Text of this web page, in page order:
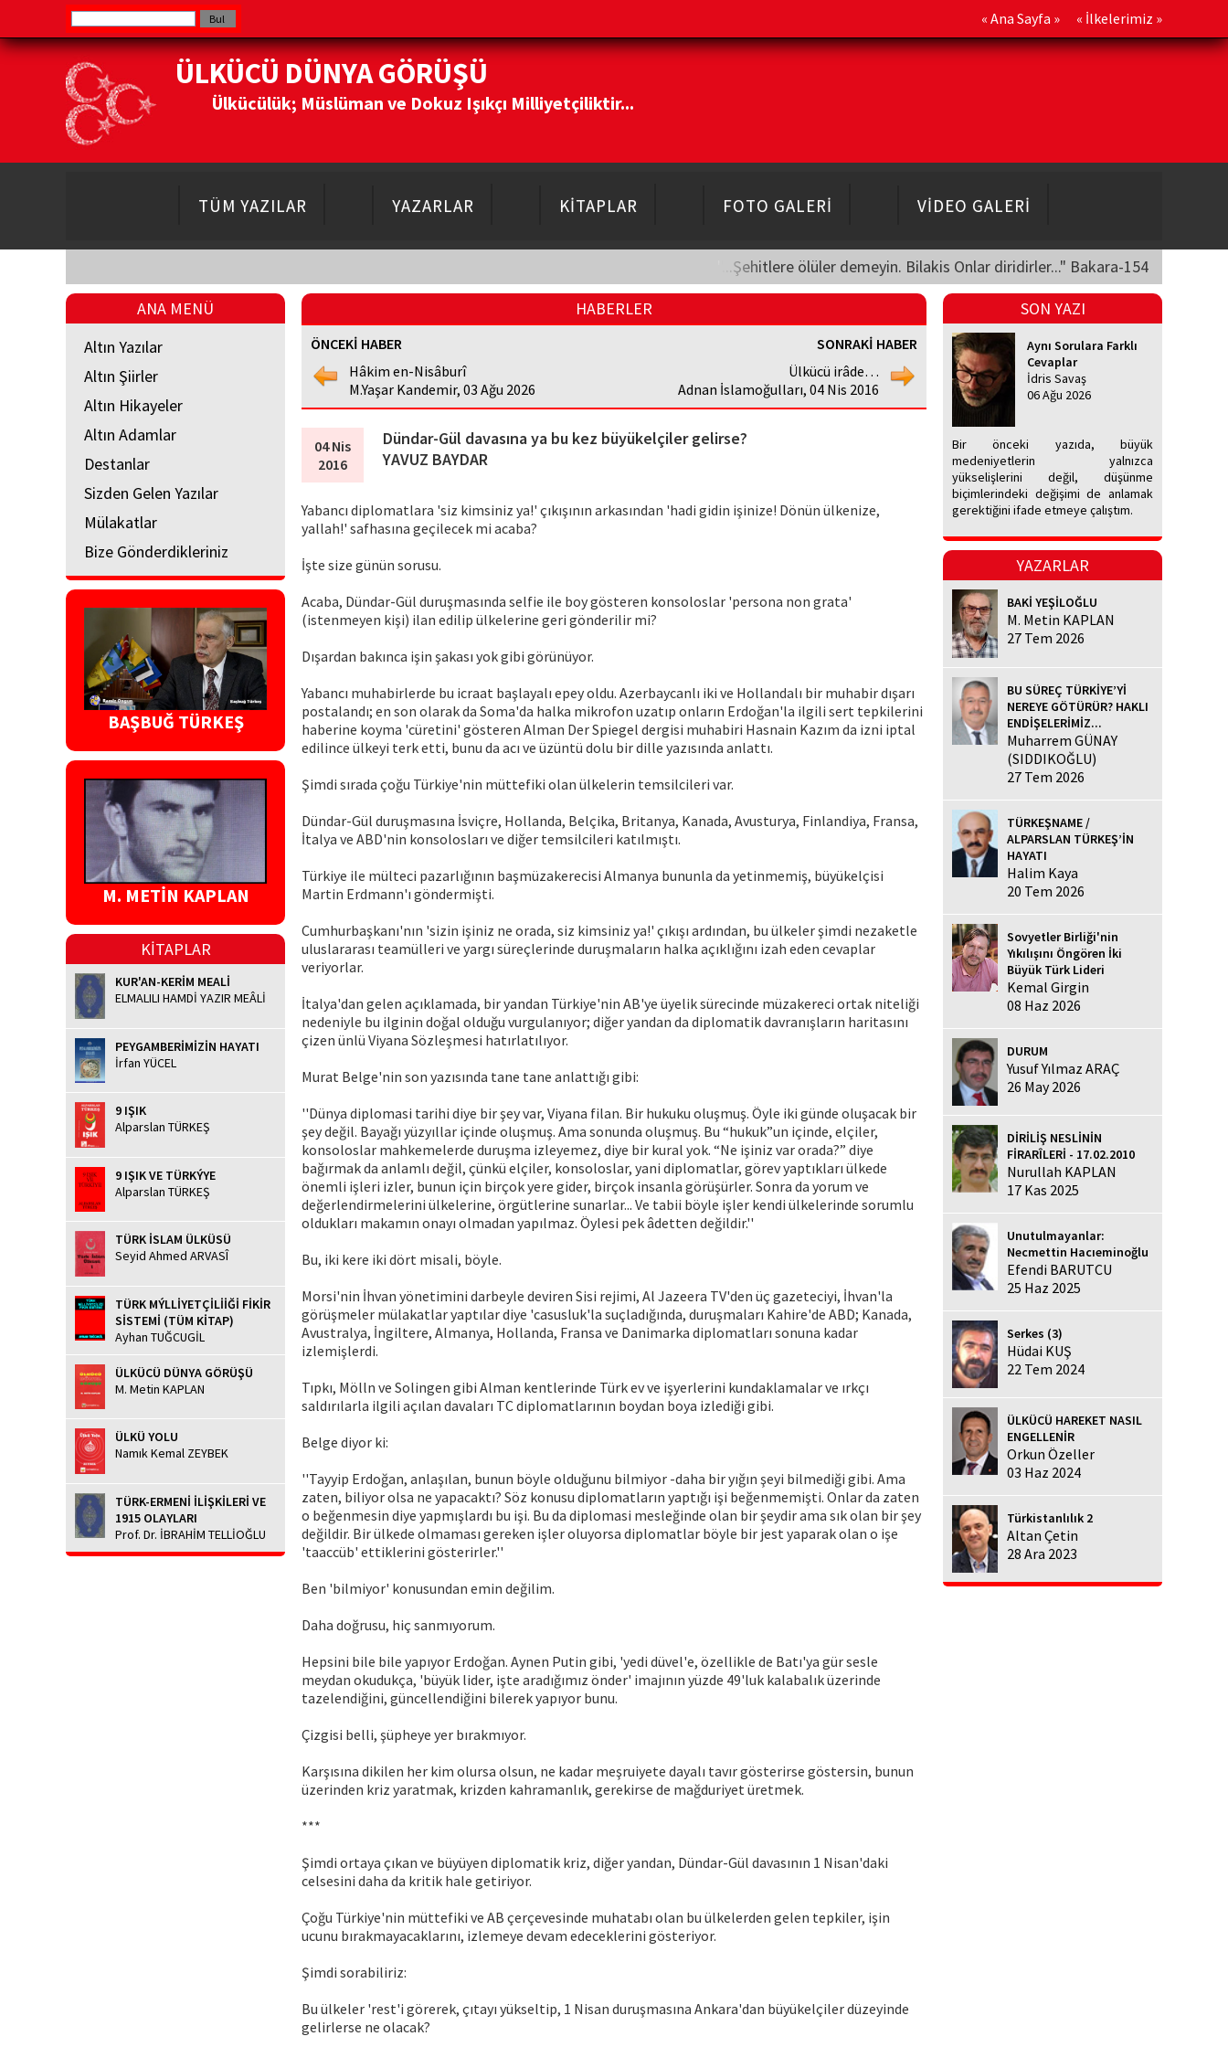
« Ana Sayfa » « İlkelerimiz »
ÜLKÜCÜ DÜNYA GÖRÜŞÜ
Ülkücülük; Müslüman ve Dokuz Işıkçı Milliyetçiliktir...
TÜM YAZILAR YAZARLAR KİTAPLAR FOTO GALERİ VİDEO GALERİ
"...Şehitlere ölüler demeyin. Bilakis Onlar diridirler..." Bakara-154
ANA MENÜ
Altın Yazılar
Altın Şiirler
Altın Hikayeler
Altın Adamlar
Destanlar
Sizden Gelen Yazılar
Mülakatlar
Bize Gönderdikleriniz
BAŞBUĞ TÜRKEŞ
M. METİN KAPLAN
KİTAPLAR
KUR'AN-KERİM MEALİ
ELMALILI HAMDİ YAZIR MEÂLİ
PEYGAMBERİMİZİN HAYATI
İrfan YÜCEL
9 IŞIK
Alparslan TÜRKEŞ
9 IŞIK VE TÜRKÝYE
Alparslan TÜRKEŞ
TÜRK İSLAM ÜLKÜSÜ
Seyid Ahmed ARVASÎ
TÜRK MÝLLİYETÇİLİİĞİ FİKİR
SİSTEMİ (TÜM KİTAP)
Ayhan TUĞCUGİL
ÜLKÜCÜ DÜNYA GÖRÜŞÜ
M. Metin KAPLAN
ÜLKÜ YOLU
Namık Kemal ZEYBEK
TÜRK-ERMENİ İLİŞKİLERİ VE
1915 OLAYLARI
Prof. Dr. İBRAHİM TELLİOĞLU
HABERLER
ÖNCEKİ HABER
Hâkim en-Nisâburî
M.Yaşar Kandemir, 03 Ağu 2026
SONRAKİ HABER
Ülkücü irâde…
Adnan İslamoğulları, 04 Nis 2016
04 Nis
2016
Dündar-Gül davasına ya bu kez büyükelçiler gelirse?
YAVUZ BAYDAR
Yabancı diplomatlara 'siz kimsiniz ya!' çıkışının arkasından 'hadi gidin işinize! Dönün ülkenize,
yallah!' safhasına geçilecek mi acaba?
İşte size günün sorusu.
Acaba, Dündar-Gül duruşmasında selfie ile boy gösteren konsoloslar 'persona non grata'
(istenmeyen kişi) ilan edilip ülkelerine geri gönderilir mi?
Dışardan bakınca işin şakası yok gibi görünüyor.
Yabancı muhabirlerde bu icraat başlayalı epey oldu. Azerbaycanlı iki ve Hollandalı bir muhabir dışarı
postalandı; en son olarak da Soma'da halka mikrofon uzatıp onların Erdoğan'la ilgili sert tepkilerini
haberine koyma 'cüretini' gösteren Alman Der Spiegel dergisi muhabiri Hasnain Kazım da izni iptal
edilince ülkeyi terk etti, bunu da acı ve üzüntü dolu bir dille yazısında anlattı.
Şimdi sırada çoğu Türkiye'nin müttefiki olan ülkelerin temsilcileri var.
Dündar-Gül duruşmasına İsviçre, Hollanda, Belçika, Britanya, Kanada, Avusturya, Finlandiya, Fransa,
İtalya ve ABD'nin konsolosları ve diğer temsilcileri katılmıştı.
Türkiye ile mülteci pazarlığının başmüzakerecisi Almanya bununla da yetinmemiş, büyükelçisi
Martin Erdmann'ı göndermişti.
Cumhurbaşkanı'nın 'sizin işiniz ne orada, siz kimsiniz ya!' çıkışı ardından, bu ülkeler şimdi nezaketle
uluslararası teamülleri ve yargı süreçlerinde duruşmaların halka açıklığını izah eden cevaplar
veriyorlar.
İtalya'dan gelen açıklamada, bir yandan Türkiye'nin AB'ye üyelik sürecinde müzakereci ortak niteliği
nedeniyle bu ilginin doğal olduğu vurgulanıyor; diğer yandan da diplomatik davranışların haritasını
çizen ünlü Viyana Sözleşmesi hatırlatılıyor.
Murat Belge'nin son yazısında tane tane anlattığı gibi:
''Dünya diplomasi tarihi diye bir şey var, Viyana filan. Bir hukuku oluşmuş. Öyle iki günde oluşacak bir
şey değil. Bayağı yüzyıllar içinde oluşmuş. Ama sonunda oluşmuş. Bu “hukuk”un içinde, elçiler,
konsoloslar mahkemelerde duruşma izleyemez, diye bir kural yok. “Ne işiniz var orada?” diye
bağırmak da anlamlı değil, çünkü elçiler, konsoloslar, yani diplomatlar, görev yaptıkları ülkede
önemli işleri izler, bunun için birçok yere gider, birçok insanla görüşürler. Sonra da yorum ve
değerlendirmelerini ülkelerine, örgütlerine sunarlar... Ve tabii böyle işler kendi ülkelerinde sorumlu
oldukları makamın onayı olmadan yapılmaz. Öylesi pek âdetten değildir.''
Bu, iki kere iki dört misali, böyle.
Morsi'nin İhvan yönetimini darbeyle deviren Sisi rejimi, Al Jazeera TV'den üç gazeteciyi, İhvan'la
görüşmeler mülakatlar yaptılar diye 'casusluk'la suçladığında, duruşmaları Kahire'de ABD; Kanada,
Avustralya, İngiltere, Almanya, Hollanda, Fransa ve Danimarka diplomatları sonuna kadar
izlemişlerdi.
Tıpkı, Mölln ve Solingen gibi Alman kentlerinde Türk ev ve işyerlerini kundaklamalar ve ırkçı
saldırılarla ilgili açılan davaları TC diplomatlarının boydan boya izlediği gibi.
Belge diyor ki:
''Tayyip Erdoğan, anlaşılan, bunun böyle olduğunu bilmiyor -daha bir yığın şeyi bilmediği gibi. Ama
zaten, biliyor olsa ne yapacaktı? Söz konusu diplomatların yaptığı işi beğenmemişti. Onlar da zaten
o beğenmesin diye yapmışlardı bu işi. Bu da diplomasi mesleğinde olan bir şeydir ama sık olan bir şey
değildir. Bir ülkede olmaması gereken işler oluyorsa diplomatlar böyle bir jest yaparak olan o işe
'taaccüb' ettiklerini gösterirler.''
Ben 'bilmiyor' konusundan emin değilim.
Daha doğrusu, hiç sanmıyorum.
Hepsini bile bile yapıyor Erdoğan. Aynen Putin gibi, 'yedi düvel'e, özellikle de Batı'ya gür sesle
meydan okudukça, 'büyük lider, işte aradığımız önder' imajının yüzde 49'luk kalabalık üzerinde
tazelendiğini, güncellendiğini bilerek yapıyor bunu.
Çizgisi belli, şüpheye yer bırakmıyor.
Karşısına dikilen her kim olursa olsun, ne kadar meşruiyete dayalı tavır gösterirse göstersin, bunun
üzerinden kriz yaratmak, krizden kahramanlık, gerekirse de mağduriyet üretmek.
***
Şimdi ortaya çıkan ve büyüyen diplomatik kriz, diğer yandan, Dündar-Gül davasının 1 Nisan'daki
celsesini daha da kritik hale getiriyor.
Çoğu Türkiye'nin müttefiki ve AB çerçevesinde muhatabı olan bu ülkelerden gelen tepkiler, işin
ucunu bırakmayacaklarını, izlemeye devam edeceklerini gösteriyor.
Şimdi sorabiliriz:
Bu ülkeler 'rest'i görerek, çıtayı yükseltip, 1 Nisan duruşmasına Ankara'dan büyükelçiler düzeyinde
gelirlerse ne olacak?
SON YAZI
Aynı Sorulara Farklı
Cevaplar
İdris Savaş
06 Ağu 2026
Bir önceki yazıda, büyük
medeniyetlerin yalnızca
yükselişlerini değil, düşünme
biçimlerindeki değişimi de anlamak
gerektiğini ifade etmeye çalıştım.
YAZARLAR
BAKİ YEŞİLOĞLU
M. Metin KAPLAN
27 Tem 2026
BU SÜREÇ TÜRKİYE’Yİ
NEREYE GÖTÜRÜR? HAKLI
ENDİŞELERİMİZ...
Muharrem GÜNAY
(SIDDIKOĞLU)
27 Tem 2026
TÜRKEŞNAME /
ALPARSLAN TÜRKEŞ’İN
HAYATI
Halim Kaya
20 Tem 2026
Sovyetler Birliği'nin
Yıkılışını Öngören İki
Büyük Türk Lideri
Kemal Girgin
08 Haz 2026
DURUM
Yusuf Yılmaz ARAÇ
26 May 2026
DİRİLİŞ NESLİNİN
FİRARÎLERİ - 17.02.2010
Nurullah KAPLAN
17 Kas 2025
Unutulmayanlar:
Necmettin Hacıeminoğlu
Efendi BARUTCU
25 Haz 2025
Serkes (3)
Hüdai KUŞ
22 Tem 2024
ÜLKÜCÜ HAREKET NASIL
ENGELLENİR
Orkun Özeller
03 Haz 2024
Türkistanlılık 2
Altan Çetin
28 Ara 2023